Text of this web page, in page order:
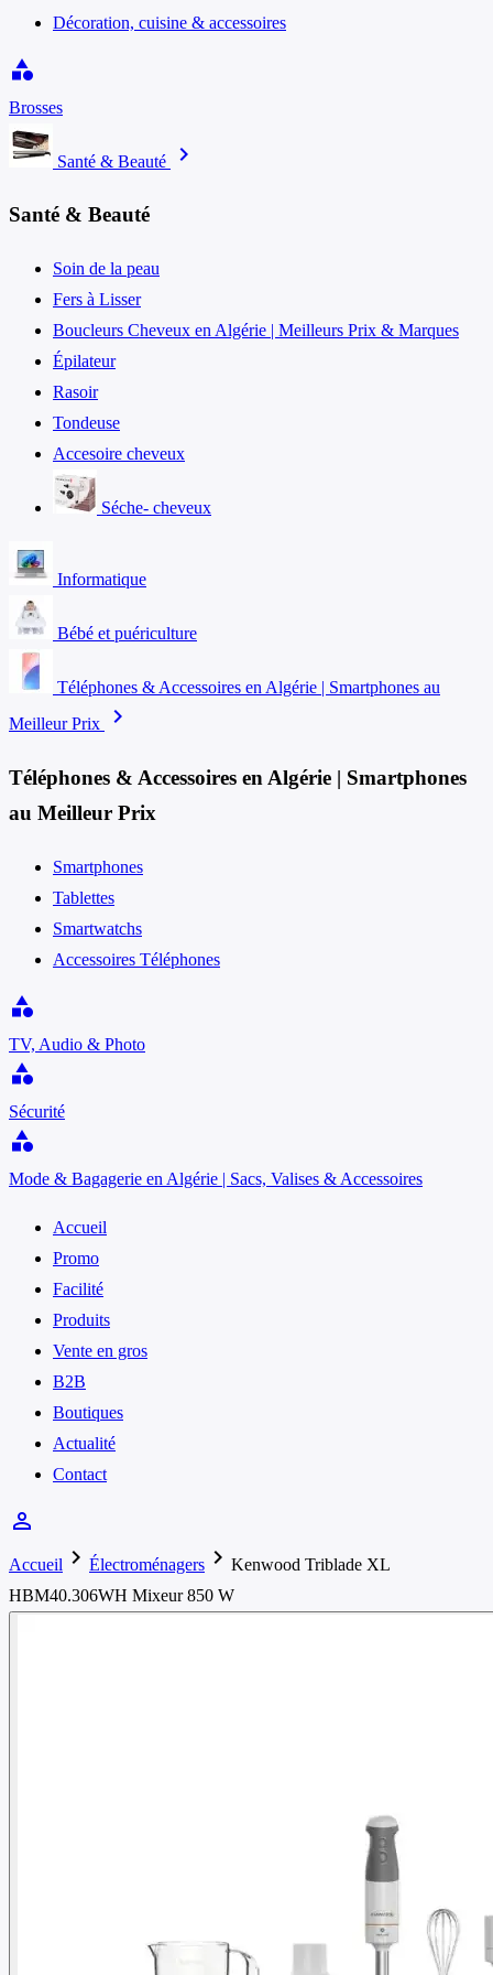
Décoration, cuisine & accessoires
category
Brosses
Santé & Beauté chevron_right
Santé & Beauté
Soin de la peau
Fers à Lisser
Boucleurs Cheveux en Algérie | Meilleurs Prix & Marques
Épilateur
Rasoir
Tondeuse
Accesoire cheveux
Séche- cheveux
Informatique
Bébé et puériculture
Téléphones & Accessoires en Algérie | Smartphones au
Meilleur Prix
chevron_right
Téléphones & Accessoires en Algérie | Smartphones
au Meilleur Prix
Smartphones
Tablettes
Smartwatchs
Accessoires Téléphones
category
TV, Audio & Photo
category
Sécurité
category
Mode & Bagagerie en Algérie | Sacs, Valises & Accessoires
Accueil
Promo
Facilité
Produits
Vente en gros
B2B
Boutiques
Actualité
Contact
person_outline
Accueil chevron_right Électroménagers chevron_right Kenwood Triblade XL
HBM40.306WH Mixeur 850 W